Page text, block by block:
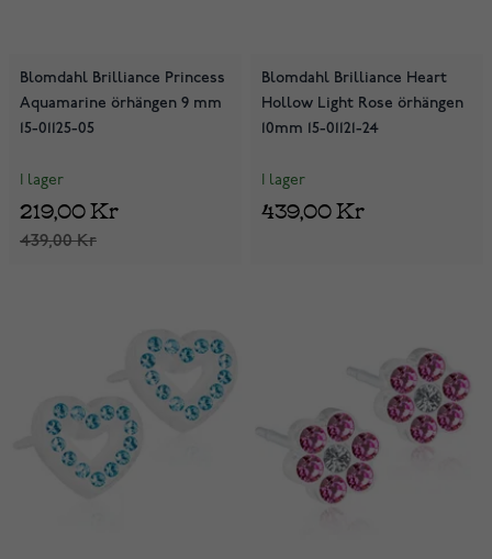
Blomdahl Brilliance Princess
Aquamarine örhängen 9 mm
15-01125-05
I lager
439,00 Kr
219,00 Kr
Blomdahl Brilliance Heart
Hollow Light Rose örhängen
10mm 15-01121-24
I lager
439,00 Kr